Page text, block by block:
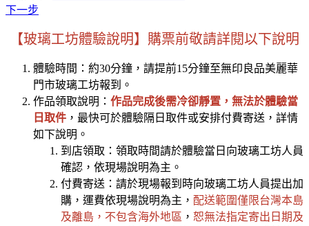
下一步
【玻璃工坊體驗說明 】購票前敬請詳閱以下說明
體驗時間：約30分鐘，請提前15分鐘至無印良品美麗華
門市玻璃工坊報到。
作品領取說明： 作品完成後需冷卻靜置，無法於體驗當
日取件 ，最快可於體驗隔日取件或安排付費寄送，詳情
如下說明。
到店領取：領取時間請於體驗當日向玻璃工坊人員
確認，依現場說明為主。
付費寄送：請於現場報到時向玻璃工坊人員提出加
購，運費依現場說明為主， 配送範圍僅限台灣本島
及離島，不包含海外地區 ， 恕無法指定寄出日期及